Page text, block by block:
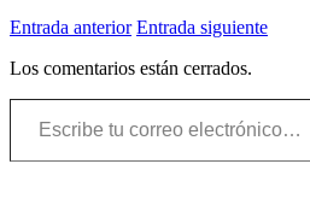
Entrada anterior Entrada siguiente
Los comentarios están cerrados.
Escribe tu correo electrónico…